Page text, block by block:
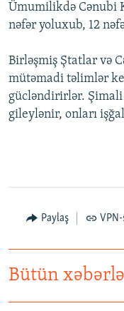
Ümumilikdə Cənubi
nəfər yoluxub, 12
Birləşmiş Ştatlar və
mütəmadi təlimlər
gücləndirirlər.
gileylənir, onları
Paylaş
Bütün